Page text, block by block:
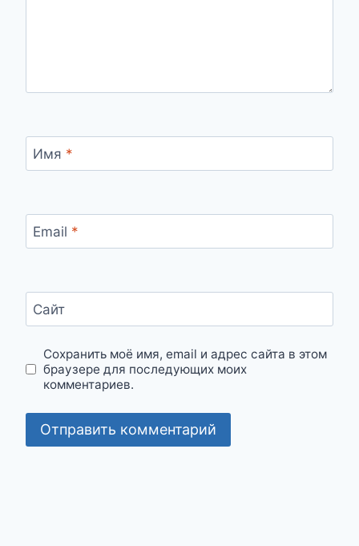
Имя *
Email *
Сайт
Сохранить моё имя, email и адрес сайта в этом
браузере для последующих моих
комментариев.